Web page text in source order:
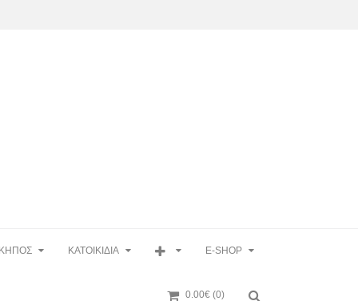
ΚΗΠΟΣ ΚΑΤΟΙΚΙΔΙΑ E-SHOP
0.00€ (0)